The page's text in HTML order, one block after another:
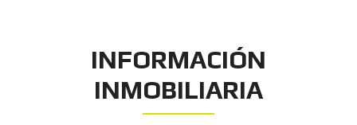
INFORMACIÓN
INMOBILIARIA